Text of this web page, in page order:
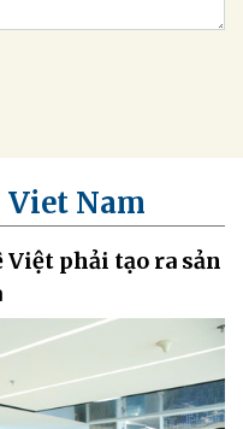
Nam
phải tạo ra sản